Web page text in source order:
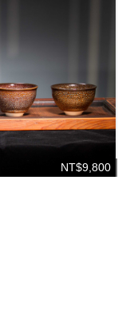
NT$9,800